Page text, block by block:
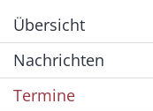
Übersicht
Nachrichten
Termine